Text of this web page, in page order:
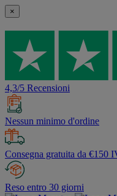
×
4,3/5 Recensioni
Nessun minimo d'ordine
Consegna gratuita da €150
Reso entro 30 giorni